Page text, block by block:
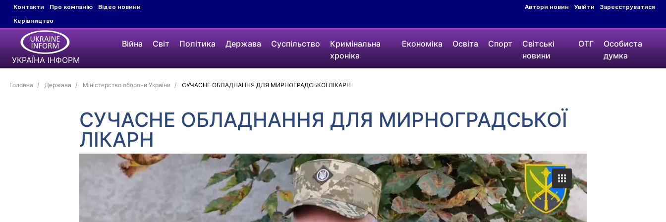
Контакти Про компанію
Відео новини
Керівництво
Автори новин Увійти Зареєструватися
УКРАЇНА ІНФОРМ
Війна Світ Політика Держава Суспільство
Кримінальна
хроніка
Економіка Освіта Спорт
Світські
новини
ОТГ
Особиста
думка
Головна Держава Міністерство оборони України СУЧАСНЕ ОБЛАДНАННЯ ДЛЯ МИРНОГРАДСЬКОЇ ЛІКАРН
СУЧАСНЕ ОБЛАДНАННЯ ДЛЯ МИРНОГРАДСЬКОЇ
ЛІКАРН